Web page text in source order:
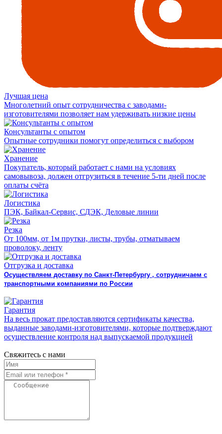
Лучшая цена
Многолетний опыт сотрудничества с заводами-
изготовителями позволяет нам удерживать низкие цены
Консультанты с опытом
Опытные сотрудники помогут определиться с выбором
Хранение
Покупатель, который работает с нами на условиях
самовывоза, должен отгрузиться в течение 5-ти дней после
оплаты счёта
Логистика
ПЭК, Байкал-Сервис, СДЭК, Деловые линии
Резка
От 100мм, от 1м прутки, листы, трубы, отматываем
проволоку, ленту
Отгрузка и доставка
Осуществляем доставку по Санкт-Петербургу , сотрудничаем с
транспортными компаниями по России
Гарантия
На весь прокат предоставляются сертификаты качества,
выданные заводами-изготовителями, которые подтверждают
осуществление контроля над выпускаемой продукцией
Свяжитесь с нами